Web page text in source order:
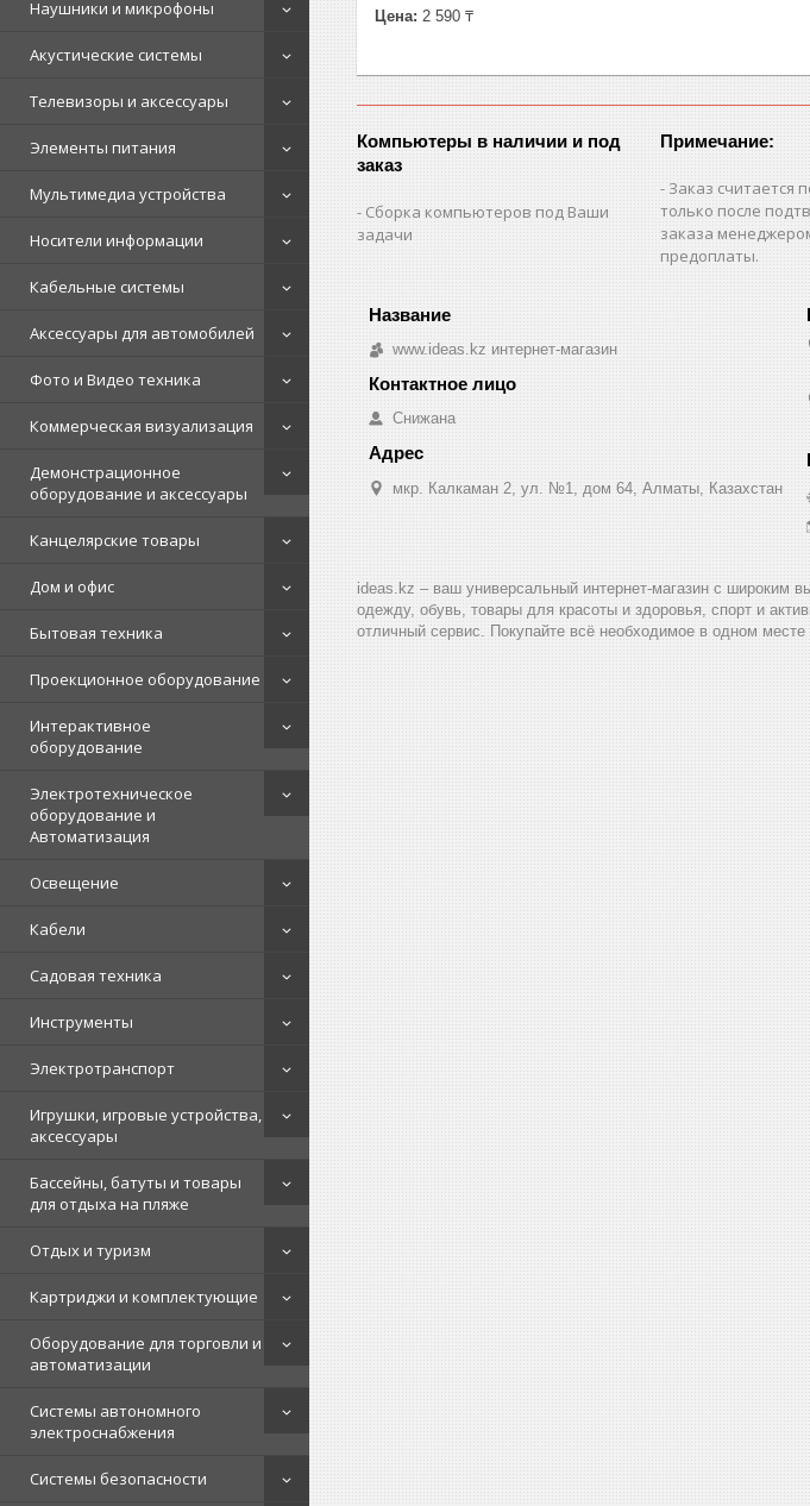
Наушники и микрофоны
Акустические системы
Телевизоры и аксессуары
Элементы питания
Мультимедиа устройства
Носители информации
Кабельные системы
Аксессуары для автомобилей
Фото и Видео техника
Коммерческая визуализация
Демонстрационное
оборудование и аксессуары
Канцелярские товары
Дом и офис
Бытовая техника
Проекционное оборудование
Интерактивное
оборудование
Электротехническое
оборудование и
Автоматизация
Освещение
Кабели
Садовая техника
Инструменты
Электротранспорт
Игрушки, игровые устройства,
аксессуары
Бассейны, батуты и товары
для отдыха на пляже
Отдых и туризм
Картриджи и комплектующие
Оборудование для торговли и
автоматизации
Системы автономного
электроснабжения
Системы безопасности
Цена: 2 590 ₸
Компьютеры в наличии и под
заказ
Сборка компьютеров под Ваши
задачи
Примечание:
Заказ считается
только после
заказа
предоплаты.
www.ideas.kz интернет-магазин
Снижана
мкр. Калкаман 2, ул. №1, дом 64, Алматы, Казахстан
ideas.kz – ваш универсальный интернет-магазин с широким
одежду, обувь, товары для красоты и здоровья, спорт и
отличный сервис. Покупайте всё необходимое в одном